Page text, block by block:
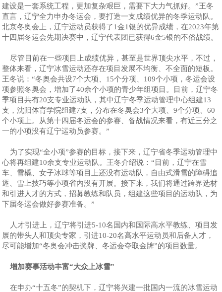
建设是一套系统工程，更加复杂艰巨，需要下大力气抓好。”王冬
直言，辽宁全力申办冬运会，要打造一支成绩优异的冬季运动队。
北京冬奥会上，辽宁运动员获得了1金1银的优异成绩，在2023年第
十四届冬运会先期决赛中，辽宁代表团已获得6金5银的不俗战绩。
尽管目前在一些项目上成绩优异，甚至是世界顶尖水平，不过，
整体来看，辽宁冰雪运动还存在项目发展不均衡、不全面的短板。
王冬说：“冬奥会共设7个大项、15个分项、109个小项，冬运会设
项参照冬奥会，增加了40余个小项的青少年组项目。目前，辽宁冬
季项目共有20支专业运动队，其中辽宁冬季运动管理中心组建13
支，沈阳体育学院组建7支，分布在冬奥会3个大项、9个分项、60
个小项上。从第十四届冬运会的参赛、备战情况来看，有近三分之
一的小项没有辽宁运动员参赛。”
为了实现“全小项”参赛的目标，接下来，辽宁省冬季运动管理中
心将再组建10余支专业运动队。王冬介绍说：“目前，辽宁在雪
车、雪橇、女子冰球等项目上还没有运动队，自由式滑雪的障碍追
逐、雪上技巧等小项省内没有开展。接下来，我们将通过跨界选材
和引进人才的方式，招募教练和队员，组建这些项目的运动队，为
下届冬运会做好参赛准备。”
人才引进上，辽宁将引进5-10名国内和国际高水平教练、项目发
展的带头人和顶尖专家，引进10-20名高水平运动员和后备人才，
尽可能增加“冬奥会冲击奖牌、冬运会夺取金牌”的项目数量。
增加赛事活动丰富“大众上冰雪”
在申办“十五冬”的契机下，辽宁将兴建一批国内一流的冰雪运动